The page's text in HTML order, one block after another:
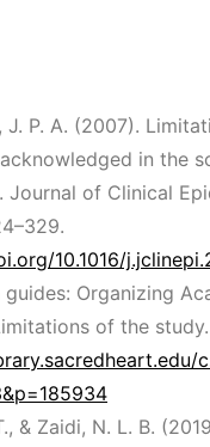
J. P. A. (2007).
in the
Journal of Clinical
10.1016/
guides: Organizing
of the
& Zaidi, N. L. B.